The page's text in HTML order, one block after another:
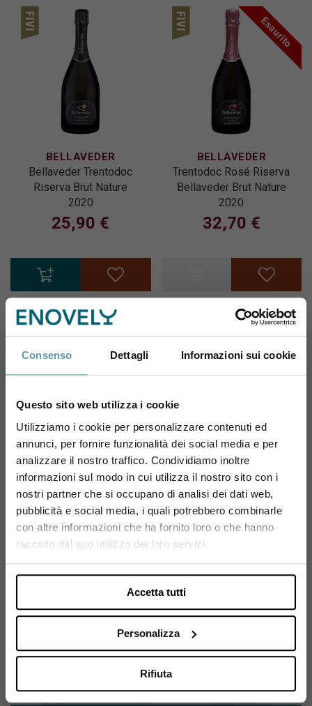
Consenso Dettagli Informazioni sui cookie
Questo sito web utilizza i cookie
Utilizziamo i cookie per personalizzare contenuti ed
annunci, per fornire funzionalità dei social media e per
analizzare il nostro traffico. Condividiamo inoltre
informazioni sul modo in cui utilizza il nostro sito con i
nostri partner che si occupano di analisi dei dati web,
pubblicità e social media, i quali potrebbero combinarle
con altre informazioni che ha fornito loro o che hanno
raccolto dal suo utilizzo dei loro servizi.
Accetta tutti
Personalizza
Rifiuta
BELLAVEDER
Bellaveder Trentodoc
Riserva Brut Nature
2020
25,90 €
Esaurito
BELLAVEDER
Trentodoc Rosé Riserva
Bellaveder Brut Nature
2020
32,70 €
Esaurito
BELLAVEDER
Trentodoc Bellaveder
Brut Riserva Magnum
2018
60,00 €
BELLAVEDER
Bellaveder Trentodoc
Riserva Brut Nature
MAGNUM 2020
60,00 €
Pagina 1 di 1
1
Sei maggiorenne?
Utilizza il coupon NEWENOVELY
per avere un 10% di sconto sul tuo primo ordine!
Si, sono maggiorenne.